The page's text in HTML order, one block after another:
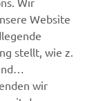
ready
Website
stellt, wie z.
wir